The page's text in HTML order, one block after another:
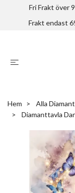
Fri Frakt över
Frakt endast
Hem
Alla
Diamanttavla